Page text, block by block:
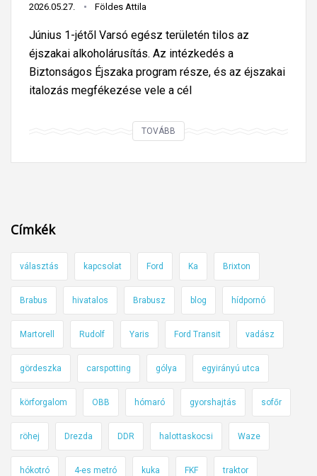
2026.05.27. Földes Attila
Június 1-jétől Varsó egész területén tilos az
éjszakai alkoholárusítás. Az intézkedés a
Biztonságos Éjszaka program része, és az éjszakai
italozás megfékezése vele a cél
TOVÁBB
s
a
k
o
h
l
i
l
a
Címkék
választás kapcsolat Ford Ka Brixton
Brabus hivatalos Brabusz blog hídpornó
Martorell Rudolf Yaris Ford Transit vadász
gördeszka carspotting gólya egyirányú utca
körforgalom OBB hómaró gyorshajtás sofőr
röhej Drezda DDR halottaskocsi Waze
hókotró 4-es metró kuka FKF traktor